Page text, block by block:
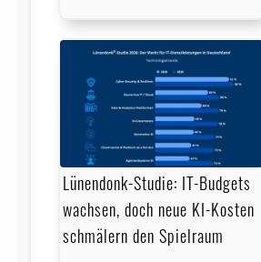
Lünendonk-Studie: IT-Budgets
wachsen, doch neue KI-Kosten
schmälern den Spielraum